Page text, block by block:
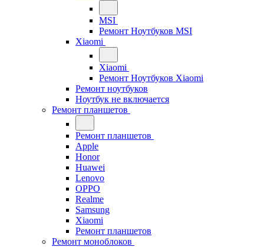
MSI
Ремонт Ноутбуков MSI
Xiaomi
Xiaomi
Ремонт Ноутбуков Xiaomi
Ремонт ноутбуков
Ноутбук не включается
Ремонт планшетов
Ремонт планшетов
Apple
Honor
Huawei
Lenovo
OPPO
Realme
Samsung
Xiaomi
Ремонт планшетов
Ремонт моноблоков